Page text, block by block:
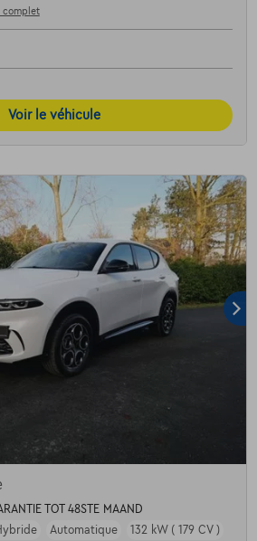
complet
Voir le véhicule
TOT 48STE MAAND
Automatique 132 kW ( 179 CV )